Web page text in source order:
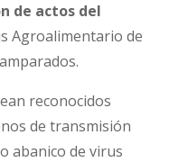
de actos del
Agroalimentario de
reconocidos
de transmisión
abanico de virus